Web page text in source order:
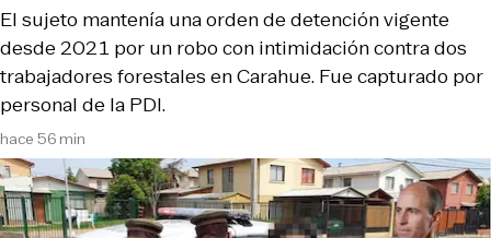
hace 56 min
El sujeto mantenía una orden de detención vigente
desde 2021 por un robo con intimidación contra dos
trabajadores forestales en Carahue. Fue capturado por
personal de la PDI.